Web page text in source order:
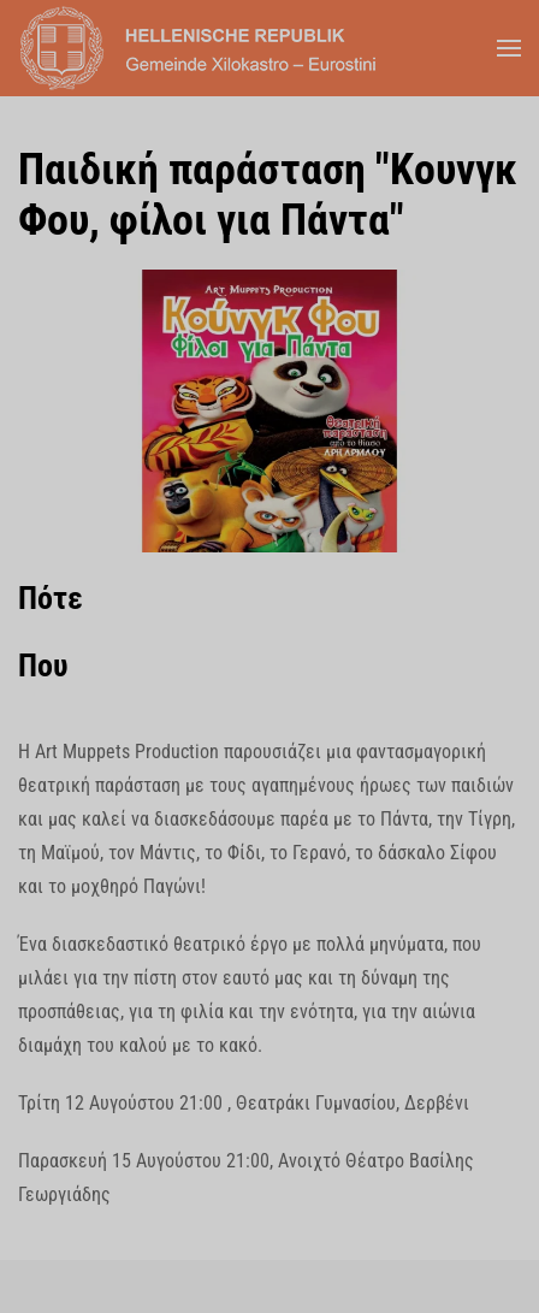
Skip to main content
Παιδική παράσταση "Κουνγκ
Φου, φίλοι για Πάντα"
Πότε
Που
Η Art Muppets Production παρουσιάζει μια φαντασμαγορική
θεατρική παράσταση με τους αγαπημένους ήρωες των παιδιών
και μας καλεί να διασκεδάσουμε παρέα με το Πάντα, την Τίγρη,
τη Μαϊμού, τον Μάντις, το Φίδι, το Γερανό, το δάσκαλο Σίφου
και το μοχθηρό Παγώνι!
Ένα διασκεδαστικό θεατρικό έργο με πολλά μηνύματα, που
μιλάει για την πίστη στον εαυτό μας και τη δύναμη της
προσπάθειας, για τη φιλία και την ενότητα, για την αιώνια
διαμάχη του καλού με το κακό.
Τρίτη 12 Αυγούστου 21:00 , Θεατράκι Γυμνασίου, Δερβένι
Παρασκευή 15 Αυγούστου 21:00, Ανοιχτό Θέατρο Βασίλης
Γεωργιάδης